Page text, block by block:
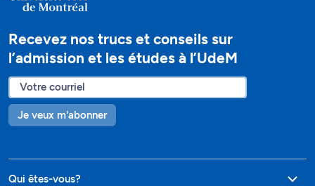
Recevez nos trucs et conseils sur
l’admission et les études à l’UdeM
Je veux m'abonner
Qui êtes-vous?